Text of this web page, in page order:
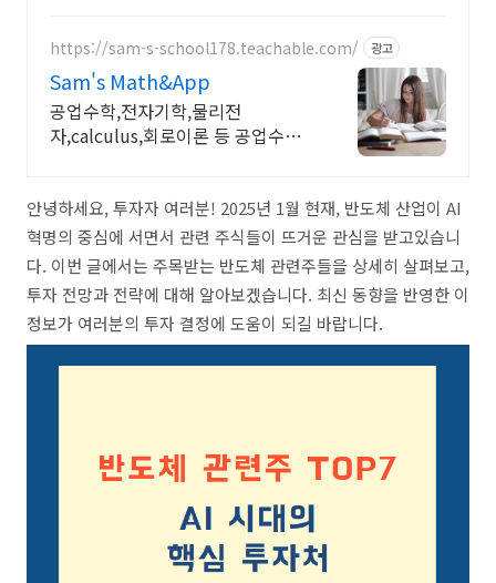
https://sam-s-school178.teachable.com/ 광고
Sam's Math&App
공업수학,전자기학,물리전
자,calculus,회로이론 등 공업수학,
안녕하세요, 투자자 여러분! 2025년 1월 현재, 반도체 산업이 AI
혁명의 중심에 서면서 관련 주식들이 뜨거운 관심을 받고있습니
다. 이번 글에서는 주목받는 반도체 관련주들을 상세히 살펴보고,
투자 전망과 전략에 대해 알아보겠습니다. 최신 동향을 반영한 이
정보가 여러분의 투자 결정에 도움이 되길 바랍니다.